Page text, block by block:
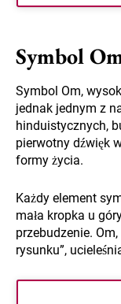
Symbol
Symbol Om,
jednak jednym z
hinduistycznych,
pierwotny dźwięk
formy życia.
Każdy element
mała kropka u
przebudzenie.
rysunku”,